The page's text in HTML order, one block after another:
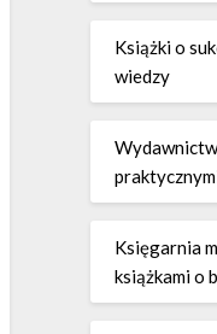
Książki o
wiedzy
Księgarnia
książkami o